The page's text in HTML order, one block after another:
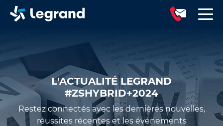
L'ACTUALITÉ LEGRAND
#ZSHYBRID+2024
Restez connectés avec les dernières nouvelles,
réussites récentes et les événements